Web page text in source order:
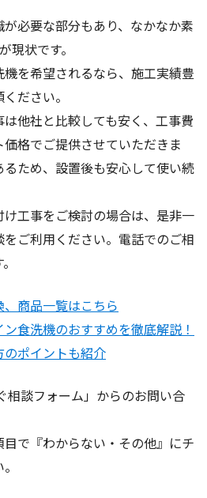
必要な部分もあり、なかなか素
現状です。
を希望されるなら、施工実績豊
ださい。
他社と比較しても安く、工事費
格でご提供させていただきま
ため、設置後も安心して使い続
工事をご検討の場合は、是非一
ご利用ください。電話でのご相
商品一覧はこちら
ン食洗機のおすすめを徹底解説！
のポイントも紹介
談フォーム」からのお問い合
目で『わからない・その他』にチ